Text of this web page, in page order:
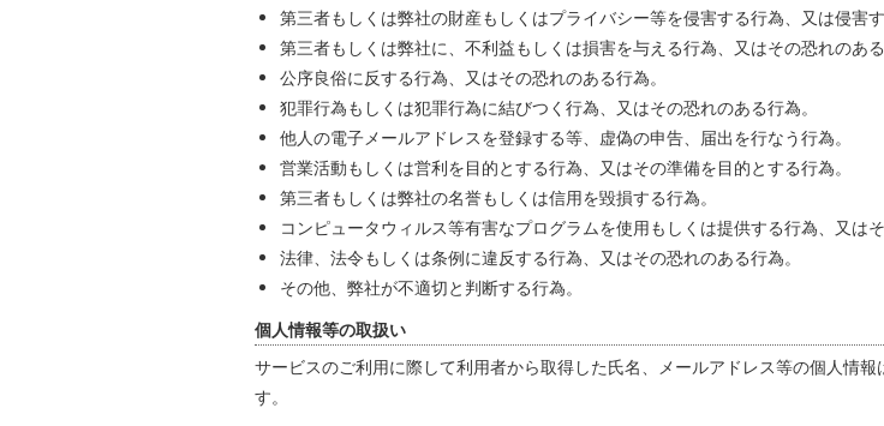
第三者もしくは弊社の財産もしくはプライバシー等を侵害する行為、又は侵害す
第三者もしくは弊社に、不利益もしくは損害を与える行為、又はその恐れのある
公序良俗に反する行為、又はその恐れのある行為。
犯罪行為もしくは犯罪行為に結びつく行為、又はその恐れのある行為。
他人の電子メールアドレスを登録する等、虚偽の申告、届出を行なう行為。
営業活動もしくは営利を目的とする行為、又はその準備を目的とする行為。
第三者もしくは弊社の名誉もしくは信用を毀損する行為。
コンピュータウィルス等有害なプログラムを使用もしくは提供する行為、又は
法律、法令もしくは条例に違反する行為、又はその恐れのある行為。
その他、弊社が不適切と判断する行為。
個人情報等の取扱い
サービスのご利用に際して利用者から取得した氏名、メールアドレス等の個人情
す。